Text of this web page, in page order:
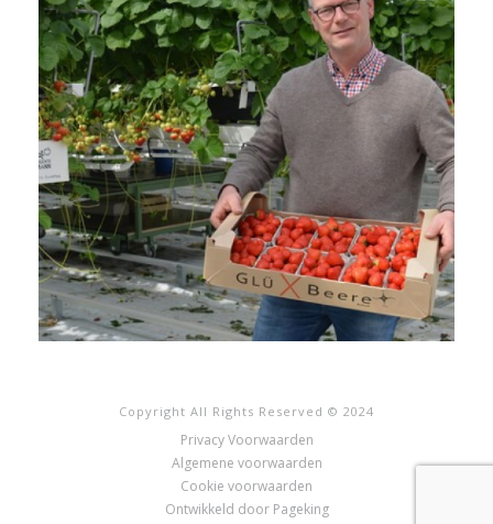
Copyright All Rights Reserved © 2024
Privacy Voorwaarden
Algemene voorwaarden
Cookie voorwaarden
Ontwikkeld door Pageking